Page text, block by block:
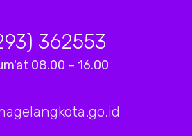
362553
08.00 – 16.00